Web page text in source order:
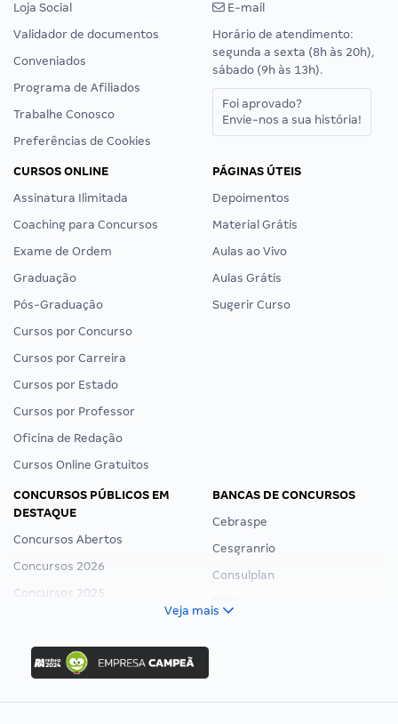
Loja Social
Validador de documentos
Conveniados
Programa de Afiliados
Trabalhe Conosco
Preferências de Cookies
E-mail
Horário de atendimento:
segunda a sexta (8h às 20h),
sábado (9h às 13h).
Foi aprovado?
Envie-nos a sua história!
CURSOS ONLINE
Assinatura Ilimitada
Coaching para Concursos
Exame de Ordem
Graduação
Pós-Graduação
Cursos por Concurso
Cursos por Carreira
Cursos por Estado
Cursos por Professor
Oficina de Redação
Cursos Online Gratuitos
PÁGINAS ÚTEIS
Depoimentos
Material Grátis
Aulas ao Vivo
Aulas Grátis
Sugerir Curso
CONCURSOS PÚBLICOS EM
DESTAQUE
Concursos Abertos
Concursos 2026
Concursos 2025
Concurso Ibama
Concurso MPU
Editais publicados
BANCAS DE CONCURSOS
Cebraspe
Cesgranrio
Consulplan
Veja mais